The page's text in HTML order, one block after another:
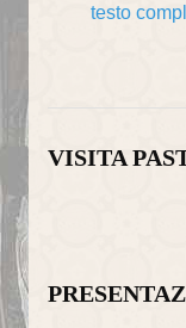
testo
VISITA